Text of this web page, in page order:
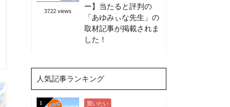
3722 views
ー】当たると評判の
「あゆみぃな先生」の
取材記事が掲載されま
した！
人気記事ランキング
買いたい